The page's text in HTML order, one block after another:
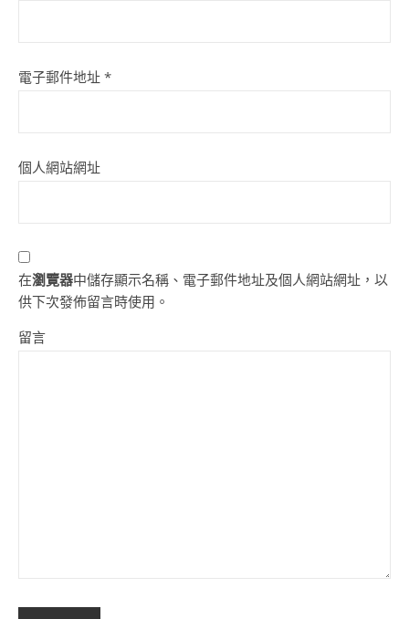
電子郵件地址 *
個人網站網址
在瀏覽器中儲存顯示名稱、電子郵件地址及個人網站網址，以
供下次發佈留言時使用。
留言